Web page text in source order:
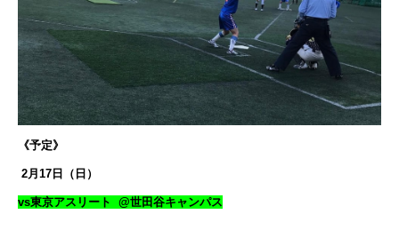
《予定》
2月17日（日）
vs東京アスリート @世田谷キャンパス